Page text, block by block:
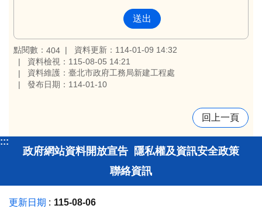
點閱數： 404
資料更新：114-01-09 14:32
資料檢視：115-08-05 14:21
資料維護：臺北市政府工務局新建工程處
發布日期：114-01-10
回上一頁
:::
政府網站資料開放宣告 隱私權及資訊安全政策
聯絡資訊
更新日期
115-08-06